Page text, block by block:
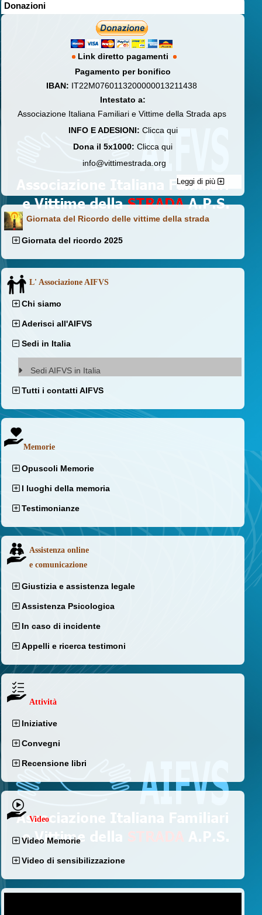
Donazioni
Link diretto pagamenti
Pagamento per bonifico
IBAN: IT22M0760113200000013211438
Intestato a:
Associazione Italiana Familiari e Vittime della Strada aps
INFO E ADESIONI: Clicca qui
Dona il 5x1000: Clicca qui
info@vittimestrada.org
Leggi di più
Giornata del Ricordo delle vittime della strada
Giornata del ricordo 2025
L' Associazione AIFVS
Chi siamo
Aderisci all'AIFVS
Sedi in Italia
Sedi AIFVS in Italia
Tutti i contatti AIFVS
Memorie
Opuscoli Memorie
I luoghi della memoria
Testimonianze
Assistenza online
e comunicazione
Giustizia e assistenza legale
Assistenza Psicologica
In caso di incidente
Appelli e ricerca testimoni
Attività
Iniziative
Convegni
Recensione libri
Video
Video Memorie
Video di sensibilizzazione